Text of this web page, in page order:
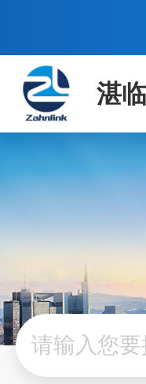
湛